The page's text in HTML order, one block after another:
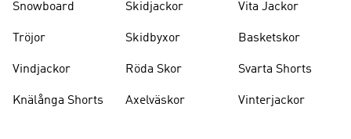
Snowboard
Tröjor
Vindjackor
Knälånga Shorts
Skidjackor
Skidbyxor
Röda Skor
Axelväskor
Vita Jackor
Basketskor
Svarta Shorts
Vinterjackor